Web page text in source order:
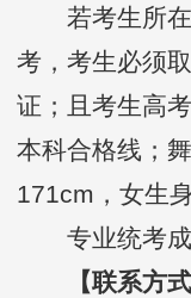
若考生所在
考，考生必须
证；且考生高
本科合格线；
171cm，女生
专业统考成
【联系方式